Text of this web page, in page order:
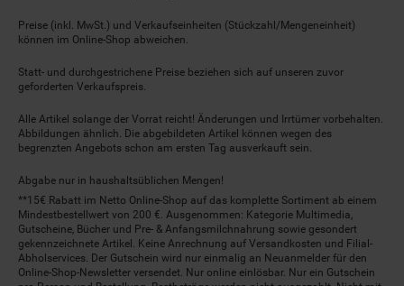
Preise (inkl. MwSt.) und Verkaufseinheiten (Stückzahl/Mengeneinheit)
können im Online-Shop abweichen.
Statt- und durchgestrichene Preise beziehen sich auf unseren zuvor
geforderten Verkaufspreis.
Alle Artikel solange der Vorrat reicht! Änderungen und Irrtümer vorbehalten.
Abbildungen ähnlich. Die abgebildeten Artikel können wegen des
begrenzten Angebots schon am ersten Tag ausverkauft sein.
Abgabe nur in haushaltsüblichen Mengen!
**15€ Rabatt im Netto Online-Shop auf das komplette Sortiment ab einem
Mindestbestellwert von 200 €. Ausgenommen: Kategorie Multimedia,
Gutscheine, Bücher und Pre- & Anfangsmilchnahrung sowie gesondert
gekennzeichnete Artikel. Keine Anrechnung auf Versandkosten und Filial-
Abholservices. Der Gutschein wird nur einmalig an Neuanmelder für den
Online-Shop-Newsletter versendet. Nur online einlösbar. Nur ein Gutschein